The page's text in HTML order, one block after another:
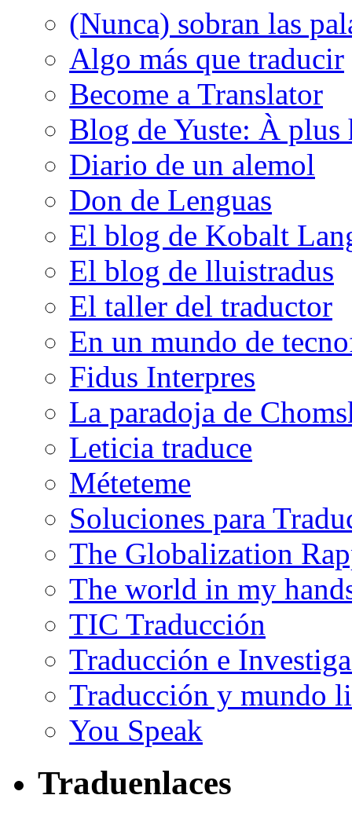
(Nunca) sobran las
Algo más que traducir
Become a Translator
Blog de Yuste: À plus
Diario de un alemol
Don de Lenguas
El blog de Kobalt
El blog de lluistradus
El taller del traductor
En un mundo de
Fidus Interpres
La paradoja de
Leticia traduce
Méteteme
Soluciones para
The Globalization
The world in my
TIC Traducción
Traducción e
Traducción y mundo
You Speak
Traduenlaces